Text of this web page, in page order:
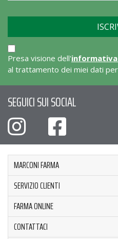
Presa visione dell'
al trattamento dei miei dati
SEGUICI SUI SOCIAL
MARCONI FARMA
SERVIZIO CLIENTI
FARMA ONLINE
CONTATTACI